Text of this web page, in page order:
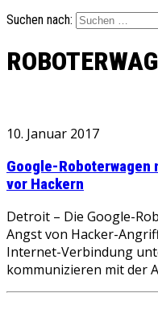
Suchen nach:
10. Januar 2017
Google-Roboterwagen
vor Hackern
Detroit – Die Google-
Angst von Hacker-
Internet-Verbindung
kommunizieren mit der